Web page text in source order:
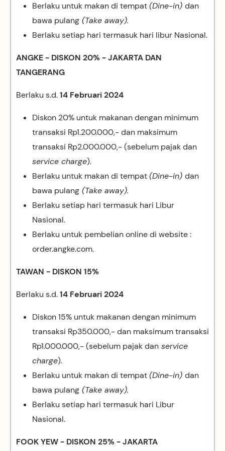
Berlaku untuk makan di tempat(Dine-in) dan
bawa pulang (Take away).
Berlaku setiap hari termasuk hari libur Nasional.
ANGKE - DISKON 20% - JAKARTA DAN
TANGERANG
Berlaku s.d.14 Februari 2024
Diskon 20% untuk makanan dengan minimum
transaksi Rp1.200.000,- dan maksimum
transaksi Rp2.000.000,- (sebelum pajak dan
service charge).
Berlaku untuk makan di tempat(Dine-in) dan
bawa pulang (Take away).
Berlaku setiap hari termasuk hari Libur
Nasional.
Berlaku untuk pembelian online di website :
order.angke.com.
TAWAN - DISKON 15%
Berlaku s.d.14 Februari 2024
Diskon 15% untuk makanan dengan minimum
transaksi Rp350.000,- dan maksimum transaksi
Rp1.000.000,- (sebelum pajak dan service
charge).
Berlaku untuk makan di tempat(Dine-in) dan
bawa pulang (Take away).
Berlaku setiap hari termasuk hari Libur
Nasional.
FOOK YEW - DISKON 25% - JAKARTA